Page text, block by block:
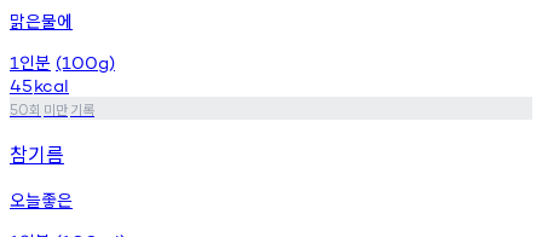
맑은물에
1 인분 (100g)
45kcal
50회 미만기록
참기름
오늘좋은